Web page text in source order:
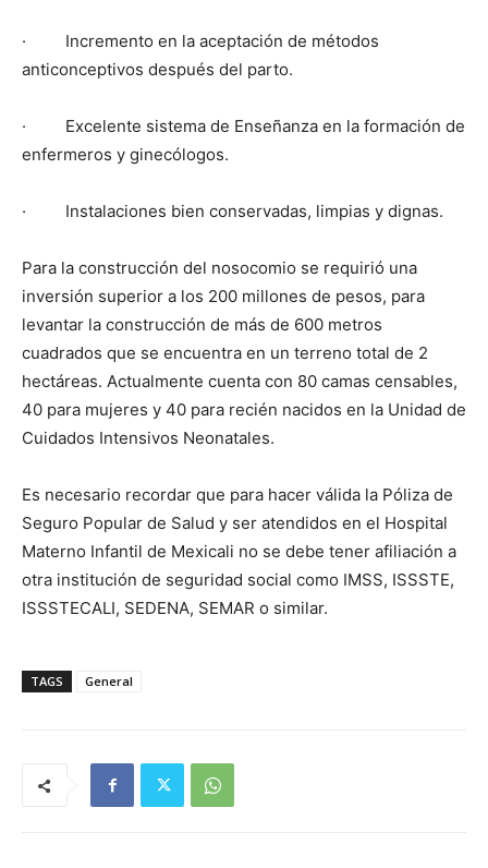
· Incremento en la aceptación de métodos
anticonceptivos después del parto.
· Excelente sistema de Enseñanza en la formación de
enfermeros y ginecólogos.
· Instalaciones bien conservadas, limpias y dignas.
Para la construcción del nosocomio se requirió una
inversión superior a los 200 millones de pesos, para
levantar la construcción de más de 600 metros
cuadrados que se encuentra en un terreno total de 2
hectáreas. Actualmente cuenta con 80 camas censables,
40 para mujeres y 40 para recién nacidos en la Unidad de
Cuidados Intensivos Neonatales.
Es necesario recordar que para hacer válida la Póliza de
Seguro Popular de Salud y ser atendidos en el Hospital
Materno Infantil de Mexicali no se debe tener afiliación a
otra institución de seguridad social como IMSS, ISSSTE,
ISSSTECALI, SEDENA, SEMAR o similar.
TAGS General